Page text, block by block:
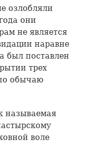
озлобляли
они
не является
наравне
был поставлен
трех
обычаю
называемая
воле